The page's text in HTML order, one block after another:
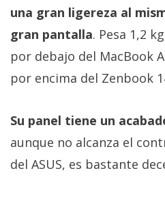
una gran ligereza al
gran pantalla. Pesa 1,2
por debajo del MacBook
por encima del Zenbook
Su panel tiene un
aunque no alcanza el
del ASUS, es bastante